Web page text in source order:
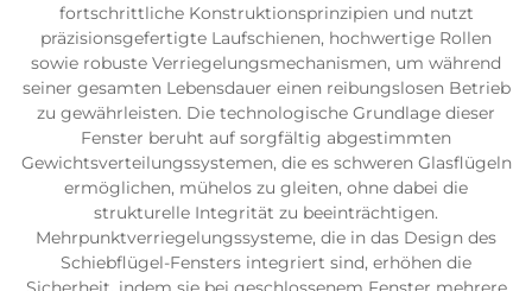
Kontaktieren Sie Uns
fortschrittliche Konstruktionsprinzipien und nutzt
präzisionsgefertigte Laufschienen, hochwertige Rollen
sowie robuste Verriegelungsmechanismen, um während
seiner gesamten Lebensdauer einen reibungslosen Betrieb
zu gewährleisten. Die technologische Grundlage dieser
Fenster beruht auf sorgfältig abgestimmten
Gewichtsverteilungssystemen, die es schweren Glasflügeln
ermöglichen, mühelos zu gleiten, ohne dabei die
strukturelle Integrität zu beeinträchtigen.
Mehrpunktverriegelungssysteme, die in das Design des
Schiebflügel-Fensters integriert sind, erhöhen die